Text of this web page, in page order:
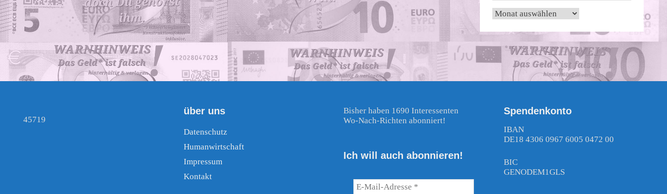
Archiv
45719
über uns
Datenschutz
Humanwirtschaft
Impressum
Kontakt
Bisher haben 1690 Interessenten
Wo-Nach-Richten abonniert!
Ich will auch abonnieren!
Spendenkonto
IBAN
DE18 4306 0967 6005 0472 00
BIC
GENODEM1GLS